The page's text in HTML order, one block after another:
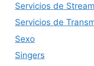
Servicios de
Servicios de
Sexo
Singers